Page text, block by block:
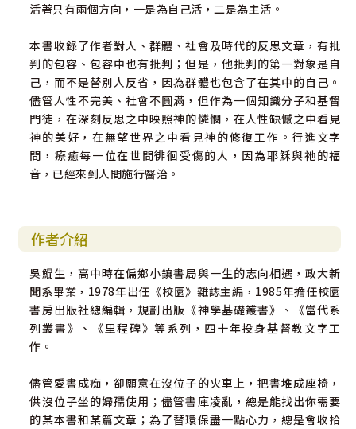
活著只有兩個方向，一是為自己活，二是為主活。
本書收錄了作者對人、群體、社會及時代的反思文章，有批
判的包容、包容中也有批判；但是，他批判的第一對象是自
己，而不是替別人反省，因為群體也包含了在其中的自己。
儘管人性不完美、社會不圓滿，但作為一個知識分子和基督
門徒，在深刻反思之中映照神的憐憫，在人性缺憾之中看見
神的美好，在無望世界之中看見神的修復工作。行進文字
間，療癒每一位在世間徘徊受傷的人，因為耶穌與祂的福
音，已經來到人間施行醫治。
作者介紹
吳鯤生，高中時在偏鄉小鎮書局與一生的志向相遇，政大新
聞系畢業，1978年出任《校園》雜誌主編，1985年擔任校園
書房出版社總編輯，規劃出版《神學基礎叢書》、《當代系
列叢書》、《里程碑》等系列，四十年投身基督教文字工
作。
儘管愛書成痴，卻願意在沒位子的火車上，把書堆成座椅，
供沒位子坐的婦孺使用；儘管書庫凌亂，總是能找出你需要
的某本書和某篇文章；為了替環保盡一點心力，總是會收拾